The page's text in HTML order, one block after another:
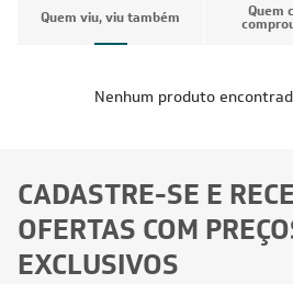
Quem viu, viu também Quem
Nenhum produto
CADASTRE-SE E
OFERTAS COM
EXCLUSIVOS